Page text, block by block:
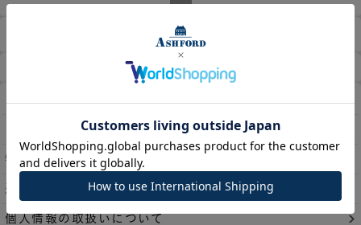
マイページ
メルマガ申込/停止
特定商取引法に基づく表示
送料とお支払い方法について
個人情報の取扱いについて